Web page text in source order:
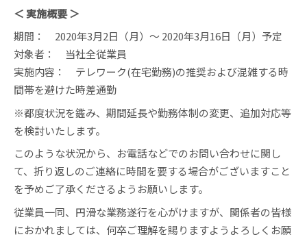
＜ 実施概要 ＞
期間： 2020年3月2日（月）～ 2020年3月16日（月）予定
対象者： 当社全従業員
実施内容： テレワーク(在宅勤務)の推奨および混雑する時
間帯を避けた時差通勤
※都度状況を鑑み、期間延長や勤務体制の変更、追加対応等
を検討いたします。
このような状況から、お電話などでのお問い合わせに関し
て、折り返しのご連絡に時間を要する場合がございますこと
を予めご了承くださるようお願いします。
従業員一同、円滑な業務遂行を心がけますが、関係者の皆様
におかれましては、何卒ご理解を賜りますようよろしくお願